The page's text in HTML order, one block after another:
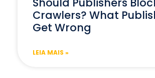
Crawlers? What
Get Wrong
LEIA MAIS »